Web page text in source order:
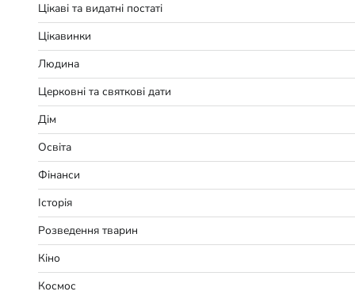
Цікаві та видатні постаті
Цікавинки
Людина
Церковні та святкові дати
Дім
Освіта
Фінанси
Історія
Розведення тварин
Кіно
Космос